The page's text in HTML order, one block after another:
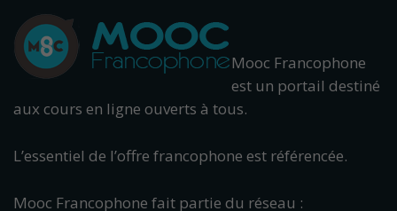
Mooc Francophone
est un portail destiné
aux cours en ligne ouverts à tous.
L’essentiel de l’offre francophone est référencée.
Mooc Francophone fait partie du réseau :